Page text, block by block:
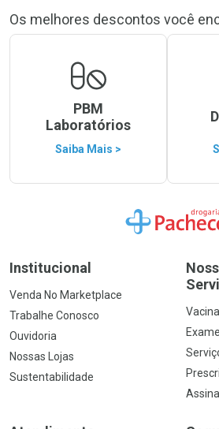
Os melhores descontos você
PBM
Laboratórios
Saiba Mais >
Ir para a Home
Institucional
Venda No Marketplace
Trabalhe Conosco
Ouvidoria
Nossas Lojas
Sustentabilidade